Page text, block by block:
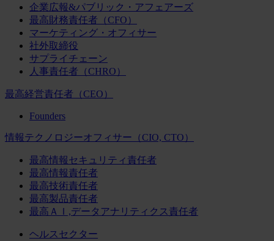
企業広報&パブリック・アフェアーズ
最高財務責任者（CFO）
マーケティング・オフィサー
社外取締役
サプライチェーン
人事責任者（CHRO）
最高経営責任者（CEO）
Founders
情報テクノロジーオフィサー（CIO, CTO）
最高情報セキュリティ責任者
最高情報責任者
最高技術責任者
最高製品責任者
最高ＡＩ,データアナリティクス責任者
ヘルスセクター